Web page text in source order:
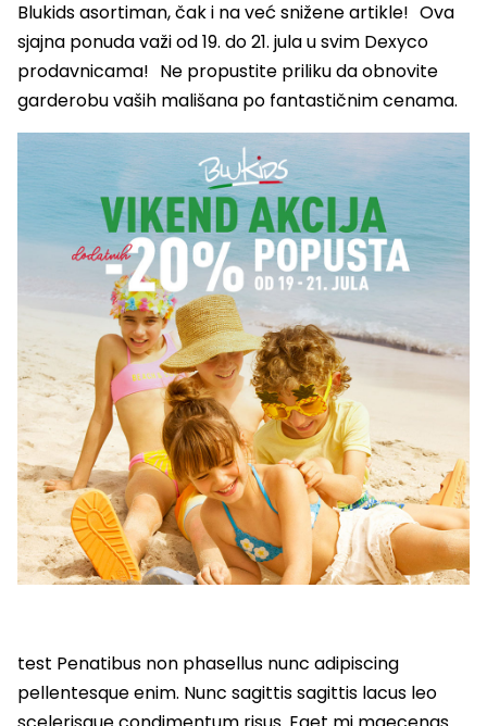
Blukids asortiman, čak i na već snižene artikle! Ova
sjajna ponuda važi od 19. do 21. jula u svim Dexyco
prodavnicama! Ne propustite priliku da obnovite
garderobu vaših mališana po fantastičnim cenama.
test Penatibus non phasellus nunc adipiscing
pellentesque enim. Nunc sagittis sagittis lacus leo